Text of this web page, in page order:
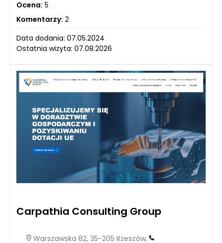
Ocena: 5
Komentarzy: 2
Data dodania: 07.05.2024
Ostatnia wizyta: 07.08.2026
Carpathia Consulting Group
Warszawska 82, 35-205 Rzeszów,